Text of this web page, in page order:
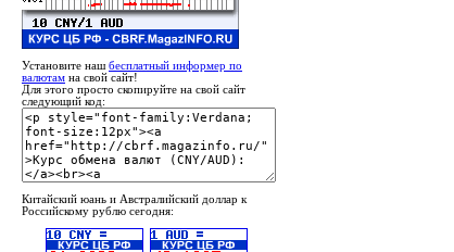
Установите наш бесплатный информер по
валютам на свой сайт!
Для этого просто скопируйте на свой сайт
следующий код:
Китайский юань и Австралийский доллар к
Российскому рублю сегодня: